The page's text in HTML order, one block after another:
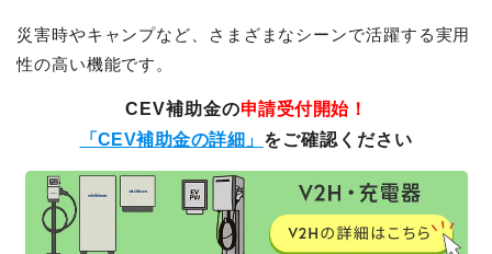
災害時やキャンプなど、さまざまなシーンで活躍する実用
性の高い機能です。
CEV補助金の申請受付開始！
「CEV補助金の詳細」 をご確認ください